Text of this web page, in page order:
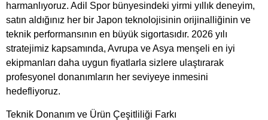
harmanlıyoruz. Adil Spor bünyesindeki yirmi yıllık deneyim,
satın aldığınız her bir Japon teknolojisinin orijinalliğinin ve
teknik performansının en büyük sigortasıdır. 2026 yılı
stratejimiz kapsamında, Avrupa ve Asya menşeli en iyi
ekipmanları daha uygun fiyatlarla sizlere ulaştırarak
profesyonel donanımların her seviyeye inmesini
hedefliyoruz.
Teknik Donanım ve Ürün Çeşitliliği Farkı